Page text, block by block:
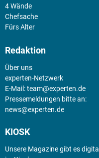
4 Wände
Chefsache
Fürs Alter
Redaktion
Über uns
experten-Netzwerk
E-Mail:team@experten.de
Pressemeldungen bitte an:
news@experten.de
KIOSK
Unsere Magazine gibt es digital